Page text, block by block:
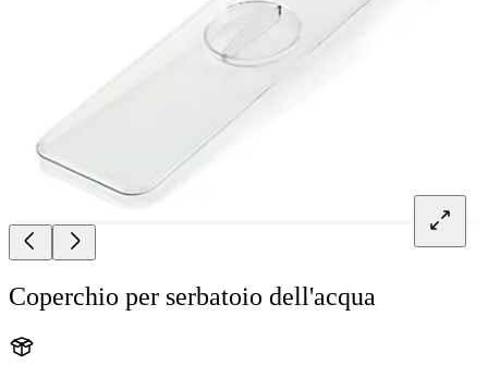
Coperchio per serbatoio dell'acqua